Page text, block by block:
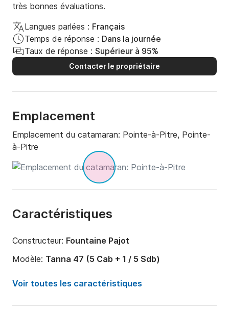
très bonnes évaluations.
Langues parlées : Français
Temps de réponse : Dans la journée
Taux de réponse : Supérieur à 95%
Contacter le propriétaire
Emplacement
Emplacement du catamaran: Pointe-à-Pitre, Pointe-
à-Pitre
Caractéristiques
Constructeur: Fountaine Pajot
Modèle: Tanna 47 (5 Cab + 1 / 5 Sdb)
Année:
Voir toutes les caractéristiques